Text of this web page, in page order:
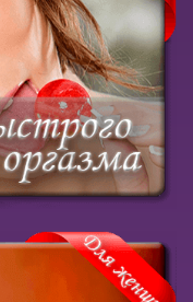
яркой разрядки